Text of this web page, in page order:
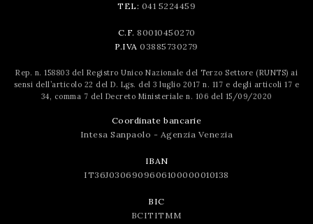
TEL: 041 5224459
C.F. 80010450270
P.IVA 03885730279
Rep. n. 158803 del Registro Unico Nazionale del Terzo Settore (RUNTS) ai
sensi dell’articolo 22 del D. Lgs. del 3 luglio 2017 n. 117 e degli articoli 17 e
34, comma 7 del Decreto Ministeriale n. 106 del 15/09/2020
Coordinate bancarie
Intesa Sanpaolo - Agenzia Venezia
IBAN
IT36J0306909606100000010138
BIC
BCITITMM